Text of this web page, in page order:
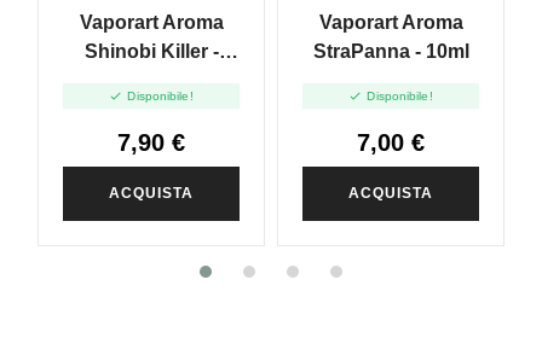
Vaporart Aroma
Shinobi Killer -
 Disponibile!
7,90 €
ACQUISTA
Vaporart Aroma
StraPanna - 10ml
 Disponibile!
7,00 €
ACQUISTA